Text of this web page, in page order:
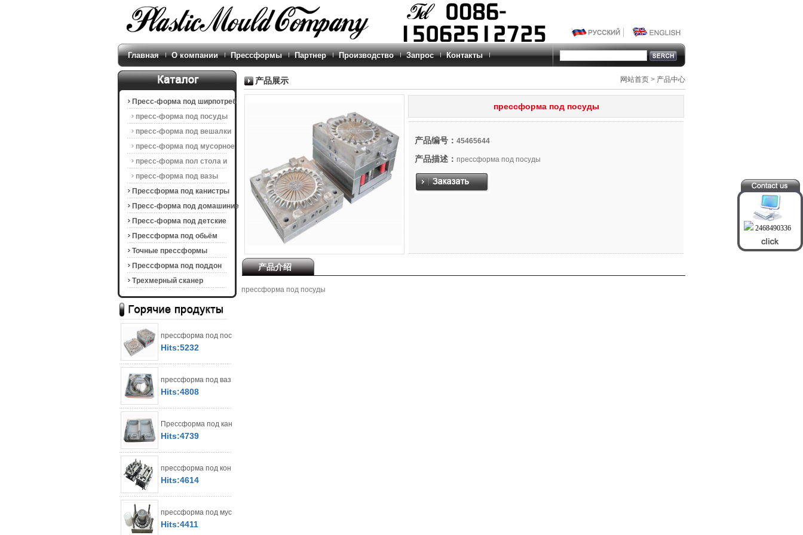
Главная О компании Прессформы Партнер Производство Запрос Контакты
Пресс-форма под ширпотреб
пресс-форма под посуды
пресс-форма под вешалки
пресс-форма под мусорное
ведро
пресс-форма пол стола и
стула
пресс-форма под вазы
Прессформа под канистры
Пресс-форма под домашиние
техники
Пресс-форма под детские
продукции
Прессформа под обьём
продукты
Точные прессформы
Прессформа под поддон
Tрехмерный сканер
прессформа под пос
Hits:5232
прессформа под ваз
Hits:4808
Прессформа под кан
Hits:4739
прессформа под кон
Hits:4614
прессформа под мус
Hits:4411
产品展示 网站首页 > 产品中心
прессформа под посуды
产品编号： 45465644
产品描述： прессформа под посуды
产品介绍
прессформа под посуды
2468490336